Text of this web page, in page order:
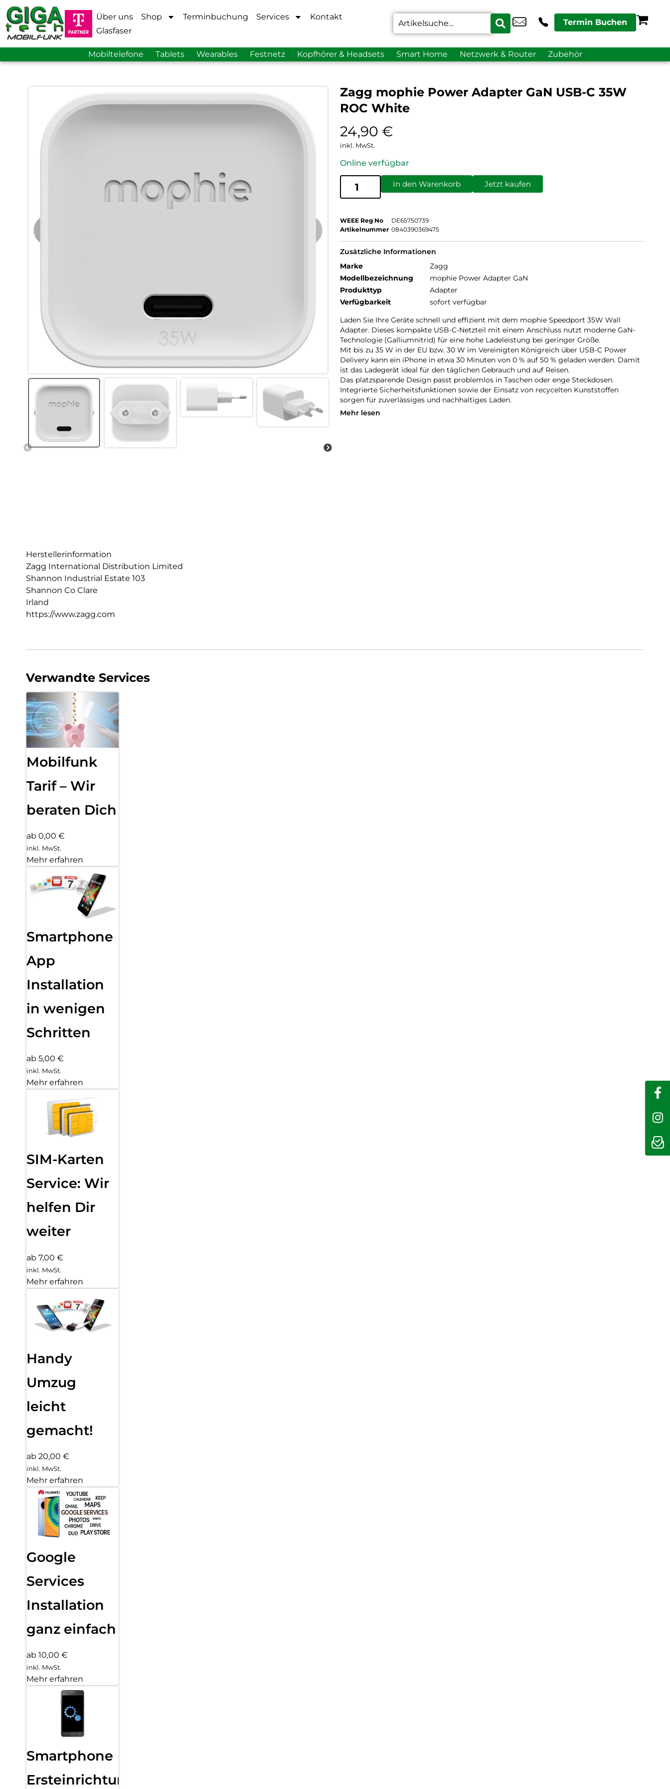
Über uns Shop Terminbuchung Services
Kontakt
Glasfaser
Termin Buchen
Mobiltelefone Tablets Wearables Festnetz Kopfhörer & Headsets Smart Home Netzwerk & Router Zubehör
Zagg mophie Power Adapter GaN USB-C 35W
ROC White
24,90 €
inkl. MwSt.
Online verfügbar
In den Warenkorb Jetzt kaufen
WEEE Reg No
DE65750739
Artikelnummer 0840390369475
Zusätzliche Informationen
Marke
Zagg
Modellbezeichnung
mophie Power Adapter GaN
Produkttyp
Adapter
Verfügbarkeit
sofort verfügbar
Laden Sie Ihre Geräte schnell und effizient mit dem mophie Speedport 35W Wall
Adapter. Dieses kompakte USB-C-Netzteil mit einem Anschluss nutzt moderne GaN-
Technologie (Galliumnitrid) für eine hohe Ladeleistung bei geringer Größe.
Mit bis zu 35 W in der EU bzw. 30 W im Vereinigten Königreich über USB-C Power
Delivery kann ein iPhone in etwa 30 Minuten von 0 % auf 50 % geladen werden. Damit
ist das Ladegerät ideal für den täglichen Gebrauch und auf Reisen.
Das platzsparende Design passt problemlos in Taschen oder enge Steckdosen.
Integrierte Sicherheitsfunktionen sowie der Einsatz von recycelten Kunststoffen
sorgen für zuverlässiges und nachhaltiges Laden.
Mehr lesen
Herstellerinformation
Zagg International Distribution Limited
Shannon Industrial Estate 103
Shannon Co Clare
Irland
https://www.zagg.com
Verwandte Services
Mobilfunk
Tarif – Wir
beraten Dich
ab 0,00 €
inkl. MwSt.
Mehr erfahren
Smartphone
App
Installation
in wenigen
Schritten
ab 5,00 €
inkl. MwSt.
Mehr erfahren
SIM-Karten
Service: Wir
helfen Dir
weiter
ab 7,00 €
inkl. MwSt.
Mehr erfahren
Handy
Umzug
leicht
gemacht!
ab 20,00 €
inkl. MwSt.
Mehr erfahren
Google
Services
Installation
ganz einfach
ab 10,00 €
inkl. MwSt.
Mehr erfahren
Smartphone
Ersteinrichtung